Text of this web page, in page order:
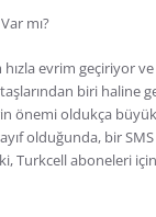
mı?
evrim geçiriyor
biri haline
önemi oldukça
olduğunda, bir
Turkcell aboneleri